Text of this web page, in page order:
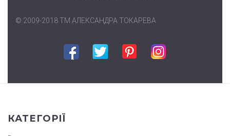
© 2009-2018 ТМ АЛЕКСАНДРА ТОКАРЕВА
Facebook Twitter Pinterest Instagram
КАТЕГОРІЇ